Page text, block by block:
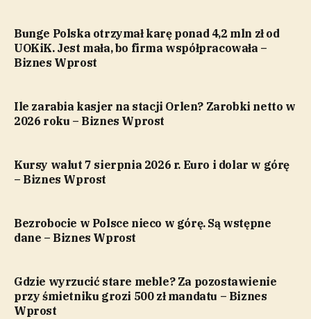
Bunge Polska otrzymał karę ponad 4,2 mln zł od
UOKiK. Jest mała, bo firma współpracowała –
Biznes Wprost
Ile zarabia kasjer na stacji Orlen? Zarobki netto w
2026 roku – Biznes Wprost
Kursy walut 7 sierpnia 2026 r. Euro i dolar w górę
– Biznes Wprost
Bezrobocie w Polsce nieco w górę. Są wstępne
dane – Biznes Wprost
Gdzie wyrzucić stare meble? Za pozostawienie
przy śmietniku grozi 500 zł mandatu – Biznes
Wprost